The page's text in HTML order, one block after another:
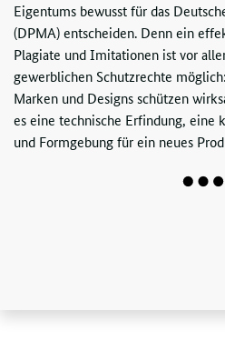
Eigentums bewusst für das
(DPMA) entscheiden. Denn ein
Plagiate und Imitationen ist vor
gewerblichen Schutzrechte
Marken und Designs schützen
es eine technische Erfindung, eine
und Formgebung für ein neues